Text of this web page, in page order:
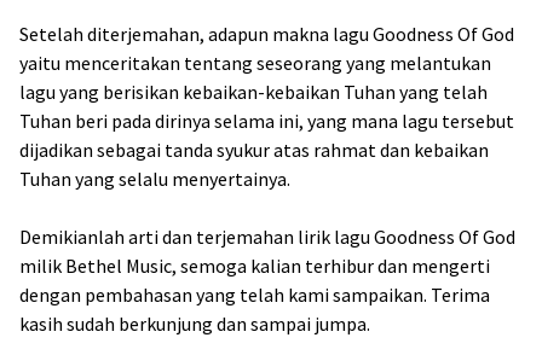
Setelah diterjemahan, adapun makna lagu Goodness Of God
yaitu menceritakan tentang seseorang yang melantukan
lagu yang berisikan kebaikan-kebaikan Tuhan yang telah
Tuhan beri pada dirinya selama ini, yang mana lagu tersebut
dijadikan sebagai tanda syukur atas rahmat dan kebaikan
Tuhan yang selalu menyertainya.
Demikianlah arti dan terjemahan lirik lagu Goodness Of God
milik Bethel Music, semoga kalian terhibur dan mengerti
dengan pembahasan yang telah kami sampaikan. Terima
kasih sudah berkunjung dan sampai jumpa.